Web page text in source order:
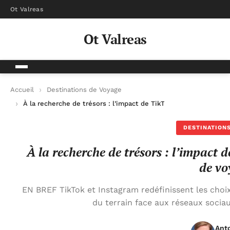
Ot Valreas
Ot Valreas
Accueil
Destinations de Voyage
À la recherche de trésors : l’impact de TikTok et Instagram
À la recherche de trésors : l’impact
de
EN BREF TikTok et Instagram redéfinissent les
du terrain face aux réseaux